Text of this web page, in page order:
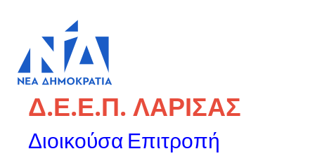
Δ.Ε.Ε.Π. ΛΑΡΙΣΑΣ
Διοικούσα Επιτροπή